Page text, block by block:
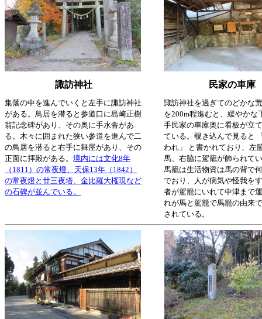
諏訪神社 民家の車庫
集落の中を進んでいくと左手に諏訪神社
がある。鳥居を潜ると参道口に島崎正樹
翁記念碑があり、その奥に手水舎があ
る。木々に囲まれた狭い参道を進んで二
の鳥居を潜ると右手に舞屋があり、その
正面に拝殿がある。 境内には文化8年
（1811）の常夜燈、天保13年（1842）
の常夜燈と廿三夜塔、金比羅大権現など
の石碑が並んでいる。
諏訪神社を過ぎてのどかな
を200m程進むと、緩やかな
手民家の車庫奥に看板が立
ている。覗き込んで見ると
われ」 と書かれており、左
馬、右脇に駕籠が飾られて
馬籠は生活物資は馬の背で
でおり、人が病気や怪我を
者が駕籠にいれて中津まで
れが馬と駕籠で馬籠の由来
されている。